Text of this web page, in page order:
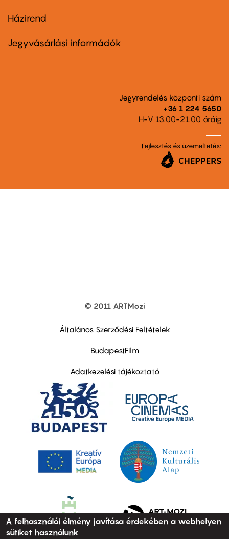
Footer
second
Házirend
Jegyvásárlási információk
Jegyrendelés központi szám
+36 1 224 5650
H-V 13.00-21.00 óráig
Fejlesztés és üzemeltetés:
© 2011 ARTMozi
Általános Szerződési Feltételek
BudapestFilm
Adatkezelési tájékoztató
A felhasználói élmény javítása érdekében a webhelyen
sütiket használunk